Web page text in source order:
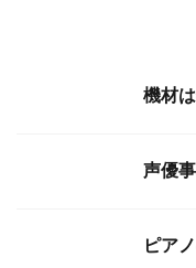
機材
声優
ピア